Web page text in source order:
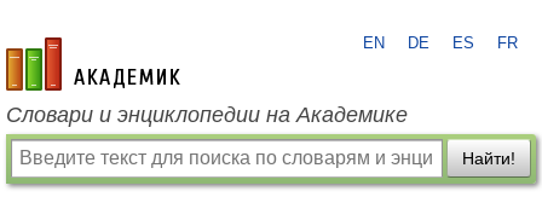
academic.ru
EN DE ES FR
Словари и энциклопедии на Академике
Найти!